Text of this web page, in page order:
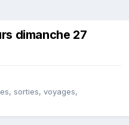
dimanche 27
sorties, voyages,